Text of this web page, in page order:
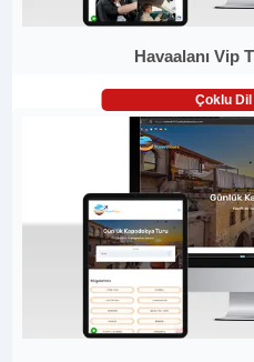
Havaalanı Vip
Çoklu